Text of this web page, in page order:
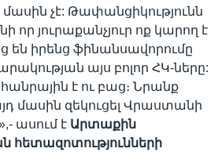
չէ: Թափանցիկությունն
որ յուրաքանչյուր ոք կարող է
են իրենց ֆինանսավորումը
այս բոլոր ՀԿ-ները:
հանրային է ու բաց։ Նրանք
մասին զեկուցել Վրաստանի
ասում է Արտաքին
հետազոտությունների